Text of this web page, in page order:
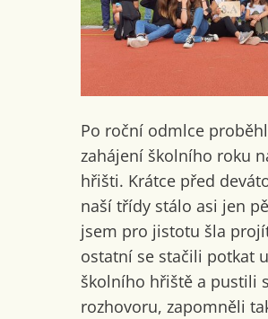
Po roční odmlce
zahájení školního roku
hřišti. Krátce před
naší třídy stálo asi jen
jsem pro jistotu šla
ostatní se stačili potkat
školního hřiště a pustili
rozhovoru, zapomněli